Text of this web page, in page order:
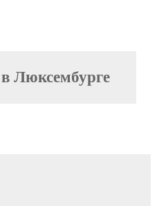
в Люксембурге